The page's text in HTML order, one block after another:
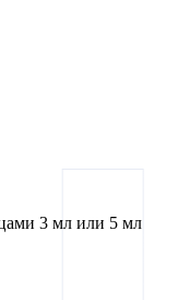
3 мл или 5 мл